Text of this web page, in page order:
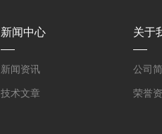
新闻中心
新闻资讯
技术文章
关于
公司
荣誉